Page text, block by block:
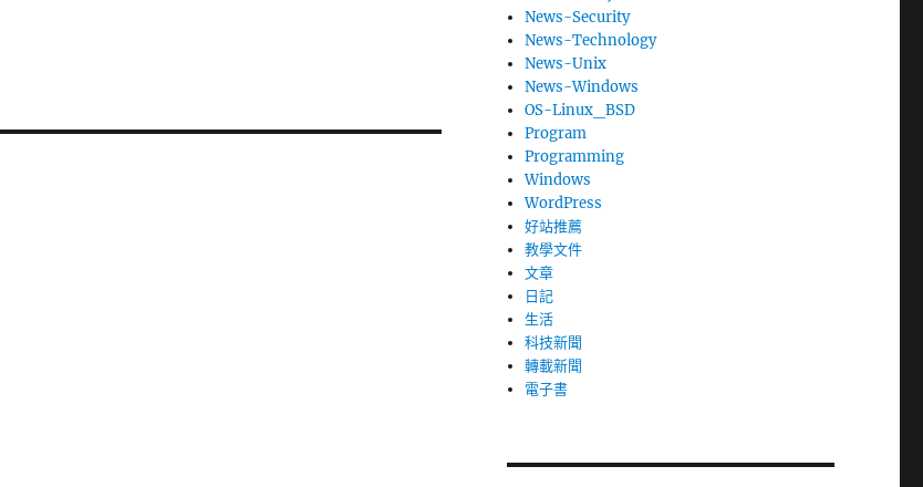
News-Security
News-Technology
News-Unix
News-Windows
OS-Linux_BSD
Program
Programming
Windows
WordPress
好站推薦
教學文件
文章
日記
生活
科技新聞
轉載新聞
電子書